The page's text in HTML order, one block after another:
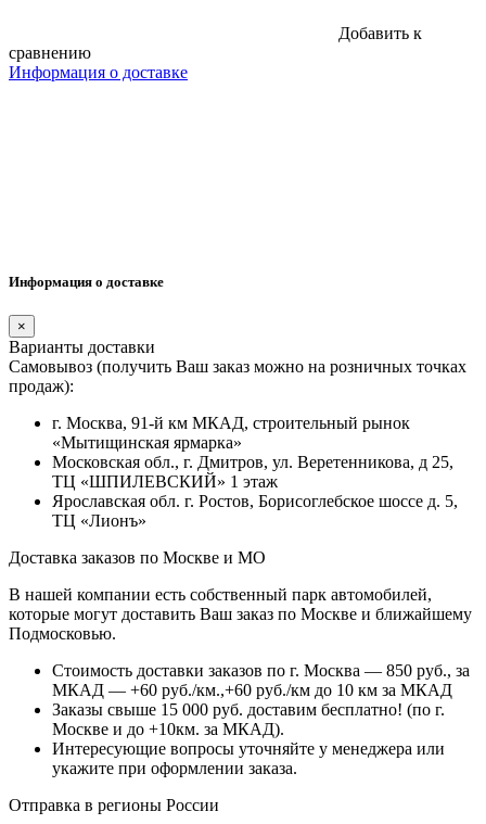
Добавить к
сравнению
Информация о доставке
Информация о доставке
×
Варианты доставки
Самовывоз (получить Ваш заказ можно на розничных точках
продаж):
г. Москва, 91-й км МКАД, строительный рынок
«Мытищинская ярмарка»
Московская обл., г. Дмитров, ул. Веретенникова, д 25,
ТЦ «ШПИЛЕВСКИЙ» 1 этаж
Ярославская обл. г. Ростов, Борисоглебское шоссе д. 5,
ТЦ «Лионъ»
Доставка заказов по Москве и МО
В нашей компании есть собственный парк автомобилей,
которые могут доставить Ваш заказ по Москве и ближайшему
Подмосковью.
Стоимость доставки заказов по г. Москва — 850 руб., за
МКАД — +60 руб./км.,+60 руб./км до 10 км за МКАД
Заказы свыше 15 000 руб. доставим бесплатно! (по г.
Москве и до +10км. за МКАД).
Интересующие вопросы уточняйте у менеджера или
укажите при оформлении заказа.
Отправка в регионы России